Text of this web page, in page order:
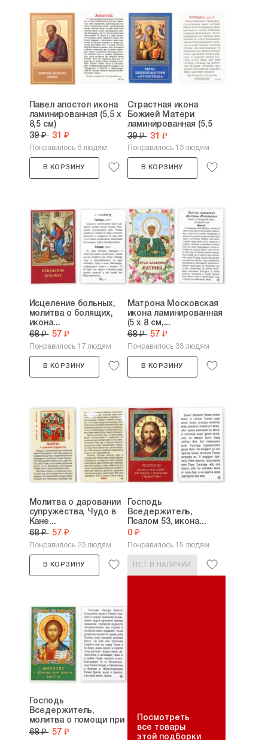
Павел апостол икона
ламинированная (5,5 х
8,5 см)
39 ₽ 31 ₽
Понравилось 6 людям
В КОРЗИНУ
Страстная икона
Божией Матери
ламинированная (5,5
х...
39 ₽ 31 ₽
Понравилось 13 людям
В КОРЗИНУ
Исцеление больных,
молитва о болящих,
икона...
68 ₽ 57 ₽
Понравилось 17 людям
В КОРЗИНУ
Матрона Московская
икона ламинированная
(5 х 8 см,...
68 ₽ 57 ₽
Понравилось 33 людям
В КОРЗИНУ
Молитва о даровании
супружества, Чудо в
Кане...
68 ₽ 57 ₽
Понравилось 23 людям
В КОРЗИНУ
Господь
Вседержитель,
Псалом 53, икона...
0 ₽
Понравилось 15 людям
НЕТ В НАЛИЧИИ
Господь
Вседержитель,
молитва о помощи при
поиске...
68 ₽ 57 ₽
Посмотреть
все товары
этой подборки